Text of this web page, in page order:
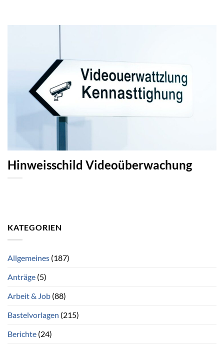
Hinweisschild Videoüberwachung
KATEGORIEN
Allgemeines (187)
Anträge (5)
Arbeit & Job (88)
Bastelvorlagen (215)
Berichte (24)